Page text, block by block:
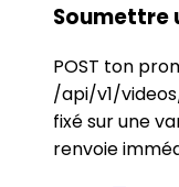
Soumettre
POST ton
/api/v1/
fixé sur une
renvoie